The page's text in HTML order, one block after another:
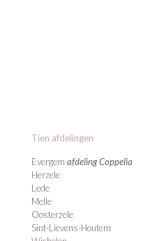
Tien afdelingen
Evergem afdeling Coppelia
Herzele
Lede
Melle
Oosterzele
Sint-Lievens-Houtem